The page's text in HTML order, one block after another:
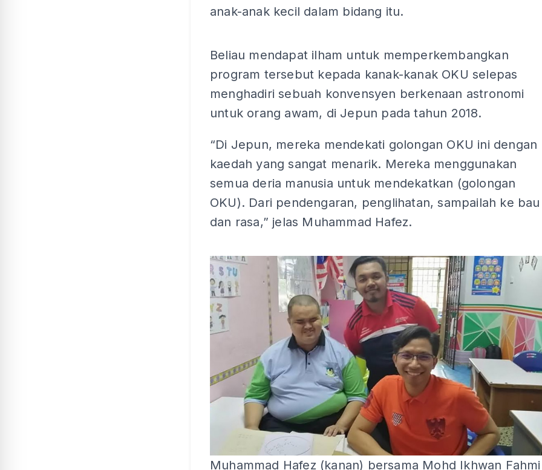
anak-anak kecil dalam bidang itu.
Beliau mendapat ilham untuk memperkembangkan
program tersebut kepada kanak-kanak OKU selepas
menghadiri sebuah konvensyen berkenaan astronomi
untuk orang awam, di Jepun pada tahun 2018.
“Di Jepun, mereka mendekati golongan OKU ini dengan
kaedah yang sangat menarik. Mereka menggunakan
semua deria manusia untuk mendekatkan (golongan
OKU). Dari pendengaran, penglihatan, sampailah ke bau
dan rasa,” jelas Muhammad Hafez.
Muhammad Hafez (kanan) bersama Mohd Ikhwan Fahmi